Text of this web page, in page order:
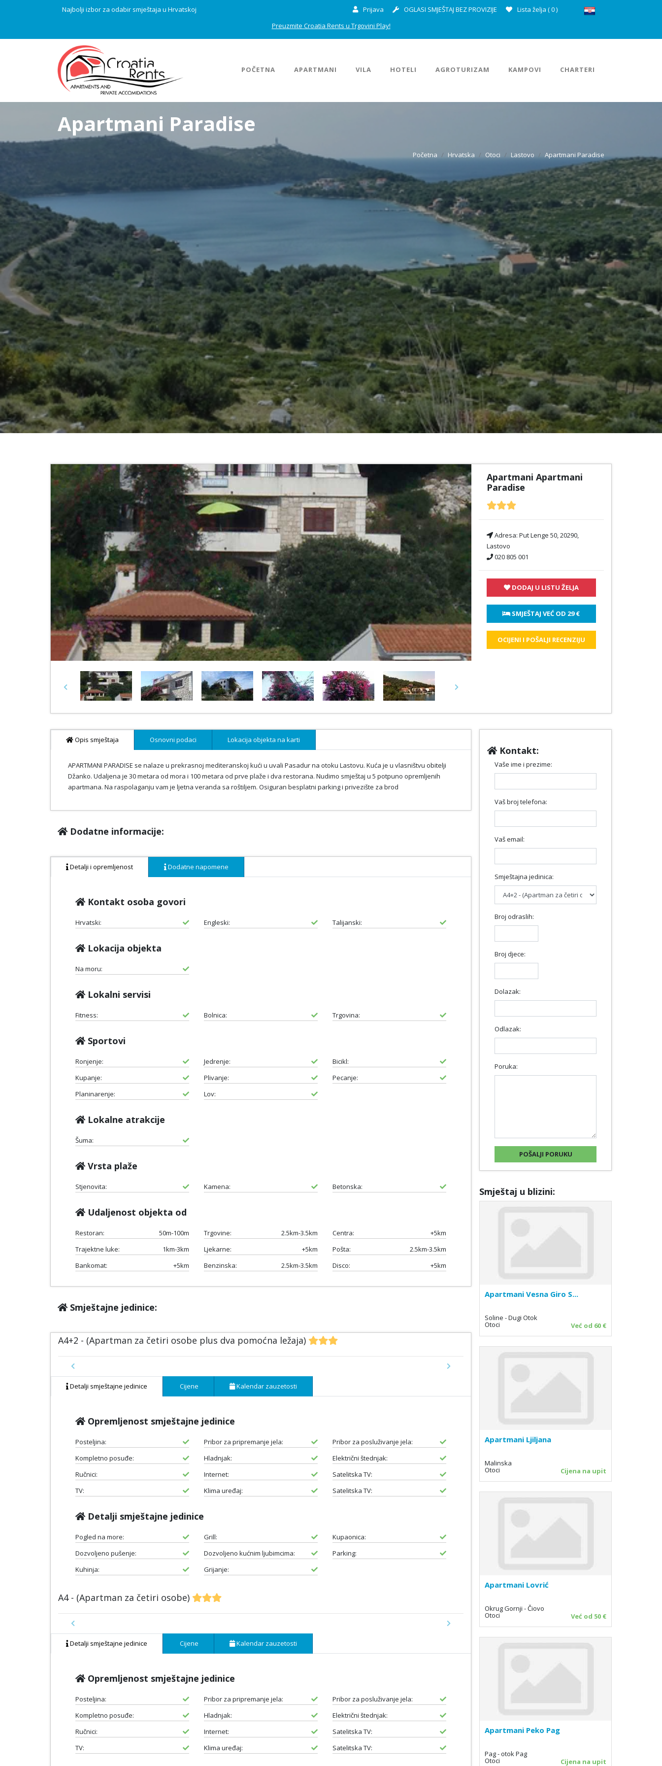
Najbolji izbor za odabir smještaja u Hrvatskoj Prijava OGLASI SMJEŠTAJ BEZ PROVIZIJE Lista želja (0)
Preuzmite Croatia Rents u Trgovini Play!
POČETNA APARTMANI VILA HOTELI AGROTURIZAM KAMPOVI CHARTERI
Apartmani Paradise
Početna Hrvatska Otoci Lastovo Apartmani Paradise
Previous Next
Apartmani Apartmani
Paradise
Adresa: Put Lenge 50, 20290,
Lastovo
020 805 001
DODAJ U LISTU ŽELJA
SMJEŠTAJ VEĆ OD 29 €
OCIJENI I POŠALJI RECENZIJU
Opis smještaja Osnovni podaci Lokacija objekta na karti
APARTMANI PARADISE se nalaze u prekrasnoj mediteranskoj kući u uvali Pasadur na otoku Lastovu. Kuća je u vlasništvu obitelji
Džanko. Udaljena je 30 metara od mora i 100 metara od prve plaže i dva restorana. Nudimo smještaj u 5 potpuno opremljenih
apartmana. Na raspolaganju vam je ljetna veranda sa roštiljem. Osiguran besplatni parking i privezište za brod
Dodatne informacije:
Detalji i opremljenost Dodatne napomene
Kontakt osoba govori
Hrvatski: Engleski: Talijanski:
Lokacija objekta
Na moru:
Lokalni servisi
Fitness: Bolnica: Trgovina:
Sportovi
Ronjenje: Jedrenje:
Bicikl:
Kupanje:
Plivanje:
Pecanje:
Planinarenje:
Lov:
Lokalne atrakcije
Šuma:
Vrsta plaže
Stjenovita: Kamena: Betonska:
Udaljenost objekta od
Restoran: 50m-100m Trgovine: 2.5km-3.5km Centra:
+5km
Trajektne luke:
1km-3km Ljekarne: +5km Pošta:
2.5km-3.5km
Bankomat:
+5km Benzinska: 2.5km-3.5km Disco: +5km
Smještajne jedinice:
A4+2 - (Apartman za četiri osobe plus dva pomoćna ležaja)
Previous
Next
Detalji smještajne jedinice
Cijene Kalendar zauzetosti
Opremljenost smještajne jedinice
Posteljina: Pribor za pripremanje jela:
Pribor za posluživanje jela:
Kompletno posuđe:
Hladnjak:
Električni štednjak:
Ručnici:
Internet:
Satelitska TV:
TV:
Klima uređaj: Satelitska TV:
Detalji smještajne jedinice
Pogled na more: Grill:
Kupaonica:
Dozvoljeno pušenje:
Dozvoljeno kućnim ljubimcima:
Parking:
Kuhinja:
Grijanje:
A4 - (Apartman za četiri osobe)
Previous
Next
Detalji smještajne jedinice
Cijene Kalendar zauzetosti
Opremljenost smještajne jedinice
Posteljina: Pribor za pripremanje jela:
Pribor za posluživanje jela:
Kompletno posuđe:
Hladnjak:
Električni štednjak:
Ručnici:
Internet:
Satelitska TV:
TV:
Klima uređaj: Satelitska TV:
Kontakt:
Vaše ime i prezime:
Vaš broj telefona:
Vaš email:
Smještajna jedinica:
Broj odraslih:
Broj djece:
Dolazak:
Odlazak:
Poruka:
Smještaj u blizini:
Apartmani Vesna Giro S...
Soline - Dugi Otok
Otoci Već od 60 €
Apartmani Ljiljana
Malinska
Otoci Cijena na upit
Apartmani Lovrić
Okrug Gornji - Čiovo
Otoci Već od 50 €
Apartmani Peko Pag
Pag - otok Pag
Otoci Cijena na upit